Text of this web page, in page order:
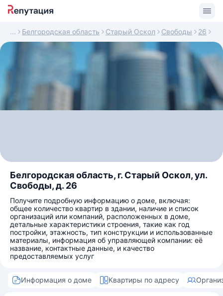
Белгородская область Старый Оскол Свободы 26
Белгородская область, г. Старый Оскол, ул.
Свободы, д. 26
Получите подробную информацию о доме, включая:
общее количество квартир в здании, наличие и список
организаций или компаний, расположенных в доме,
детальные характеристики строения, такие как год
постройки, этажность, тип конструкции и использованные
материалы, информация об управляющей компании: её
название, контактные данные, и качество
предоставляемых услуг
Информация о доме Квартиры по адресу